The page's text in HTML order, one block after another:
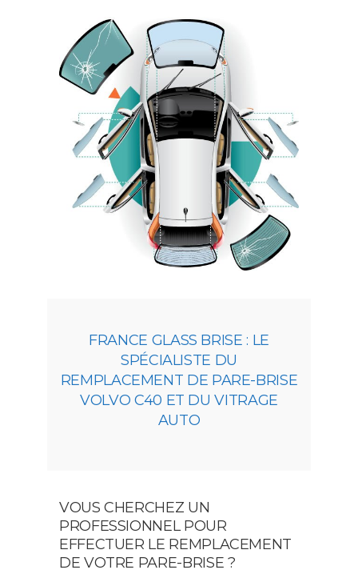
FRANCE GLASS BRISE : LE
SPÉCIALISTE DU
REMPLACEMENT DE PARE-BRISE
VOLVO C40 ET DU VITRAGE
AUTO
VOUS CHERCHEZ UN
PROFESSIONNEL POUR
EFFECTUER LE REMPLACEMENT
DE VOTRE PARE-BRISE ?